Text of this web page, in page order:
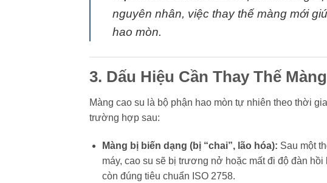
nguyên nhân, việc thay thế màng mới
hao mòn.
3. Dấu Hiệu Cần Thay Thế
Màng cao su là bộ phận hao mòn tự nhiên theo thời
trường hợp sau:
Màng bị biến dạng (bị “chai”, lão hóa): Sau một
máy, cao su sẽ bị trương nở hoặc mất đi độ đàn
còn đúng tiêu chuẩn ISO 2758.